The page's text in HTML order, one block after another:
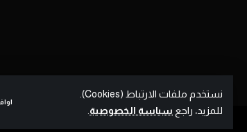
نستخدم ملفات الارتباط (Cookies).
للمزيد، راجع سياسة الخصوصية